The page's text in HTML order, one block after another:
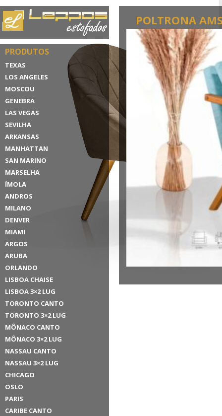
PRODUTOS
TEXAS
LOS ANGELES
MOSCOU
GENEBRA
LAS VEGAS
SEVILHA
ARKANSAS
MANHATTAN
SAN MARINO
MARSELHA
ÍMOLA
ANDROS
MILANO
DENVER
MIAMI
ARGOS
ARUBA
ORLANDO
LISBOA CHAISE
LISBOA 3×2 LUG
TORONTO CANTO
TORONTO 3×2 LUG
MÔNACO CANTO
MÔNACO 3×2 LUG
NASSAU CANTO
NASSAU 3×2 LUG
CHICAGO
OSLO
PARIS
CARIBE CANTO
POLTRONA